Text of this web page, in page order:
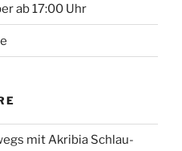
ab 17:00 Uhr
mit Akribia Schlau-